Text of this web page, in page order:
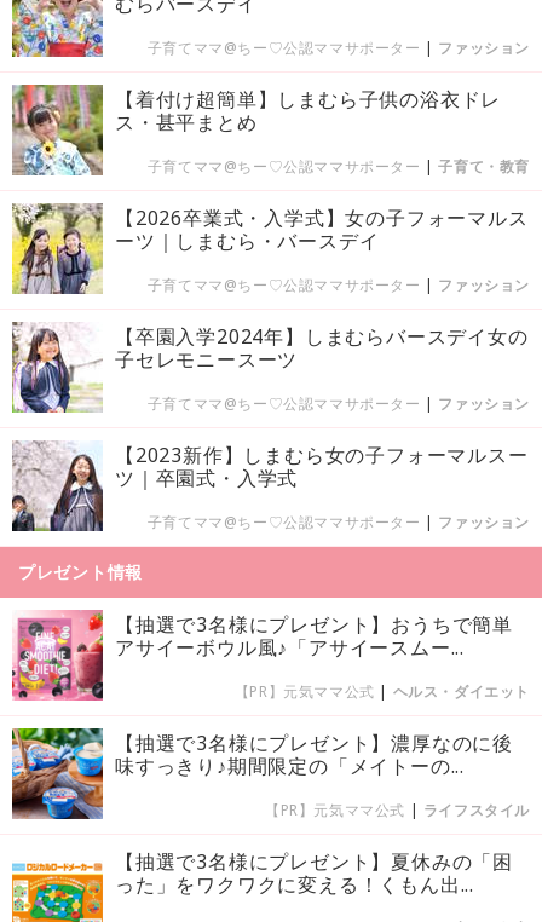
子育てママ@ちー♡公認ママサポーター | ファッション
【着付け超簡単】しまむら子供の浴衣ドレ
ス・甚平まとめ
子育てママ@ちー♡公認ママサポーター |子育て・教育
【2026卒業式・入学式】女の子フォーマルス
ーツ｜しまむら・バースデイ
子育てママ@ちー♡公認ママサポーター | ファッション
【卒園入学2024年】しまむらバースデイ女の
子セレモニースーツ
子育てママ@ちー♡公認ママサポーター | ファッション
【2023新作】しまむら女の子フォーマルスー
ツ｜卒園式・入学式
子育てママ@ちー♡公認ママサポーター | ファッション
プレゼント情報
【抽選で3名様にプレゼント】おうちで簡単
アサイーボウル風♪「アサイースムー...
【PR】元気ママ公式 | ヘルス・ダイエット
【抽選で3名様にプレゼント】濃厚なのに後
味すっきり♪期間限定の「メイトーの...
【PR】元気ママ公式 | ライフスタイル
【抽選で3名様にプレゼント】夏休みの「困
った」をワクワクに変える！くもん出...